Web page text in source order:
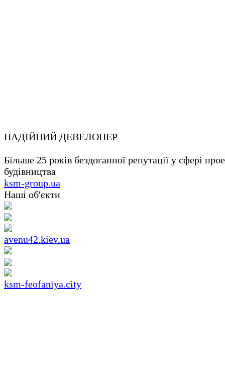
НАДІЙНИЙ ДЕВЕЛОПЕР
Більше 25 років бездоганної репутації у сфері
будівництва
ksm-group.ua
Наші об'єкти
avenu42.kiev.ua
ksm-feofaniya.city